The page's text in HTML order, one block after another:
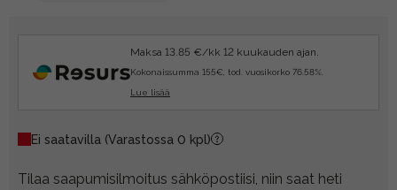
Maksa 13.85 €/kk 12 kuukauden ajan.
Kokonaissumma 155€, tod. vuosikorko 76.58%.
Lue lisää
Ei saatavilla (Varastossa 0 kpl)
Tilaa saapumisilmoitus sähköpostiisi, niin saat heti